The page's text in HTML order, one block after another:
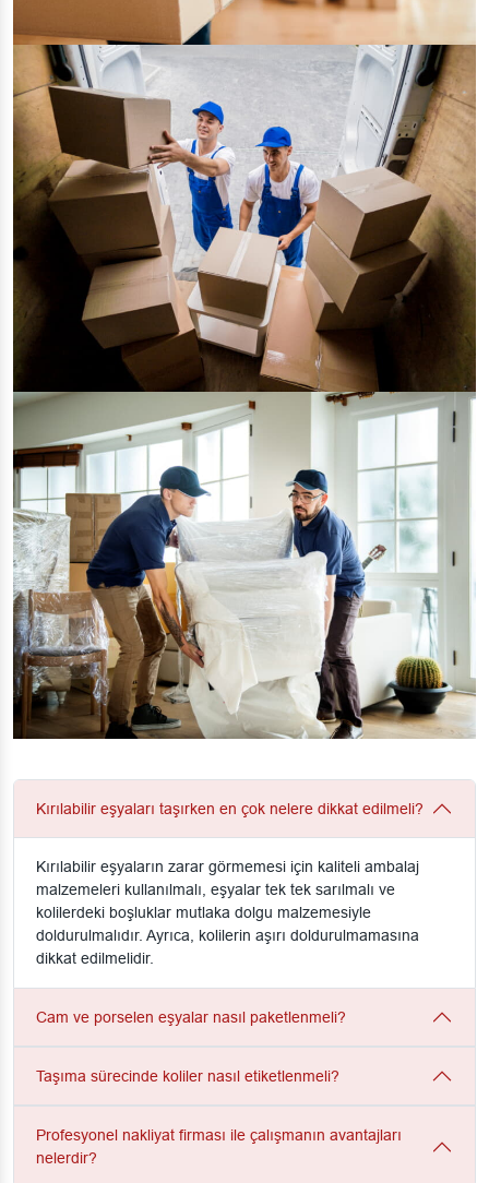
Kırılabilir eşyaları taşırken en çok nelere dikkat edilmeli?
Kırılabilir eşyaların zarar görmemesi için kaliteli ambalaj
malzemeleri kullanılmalı, eşyalar tek tek sarılmalı ve
kolilerdeki boşluklar mutlaka dolgu malzemesiyle
doldurulmalıdır. Ayrıca, kolilerin aşırı doldurulmamasına
dikkat edilmelidir.
Cam ve porselen eşyalar nasıl paketlenmeli?
Taşıma sürecinde koliler nasıl etiketlenmeli?
Profesyonel nakliyat firması ile çalışmanın avantajları
nelerdir?